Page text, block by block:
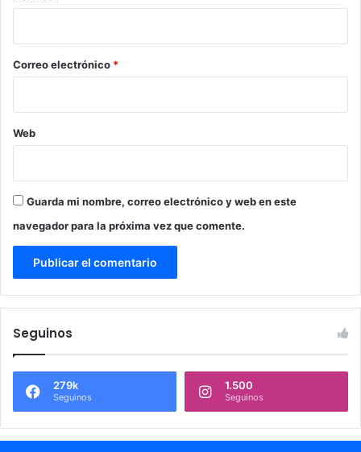
*
Correo electrónico *
Web
Guarda mi nombre, correo electrónico y web en este
navegador para la próxima vez que comente.
Seguinos
279k
Seguinos
1.500
Seguinos